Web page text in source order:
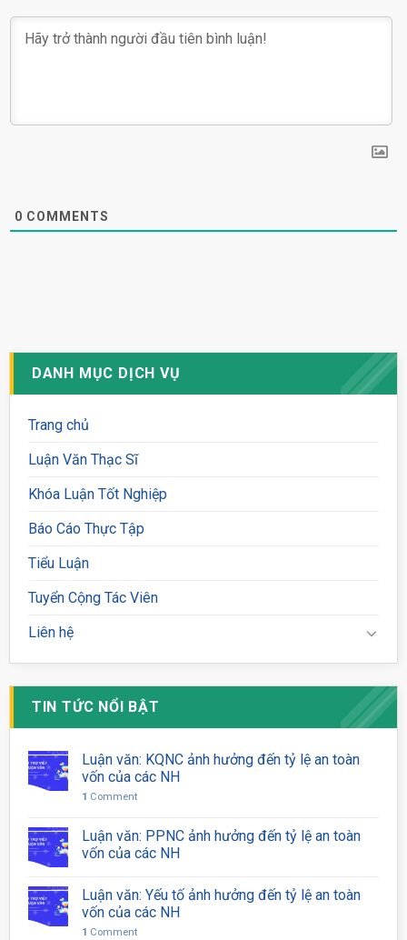
0 COMMENTS
DANH MỤC DỊCH VỤ
Trang chủ
Luận Văn Thạc Sĩ
Khóa Luận Tốt Nghiệp
Báo Cáo Thực Tập
Tiểu Luận
Tuyển Cộng Tác Viên
Liên hệ
TIN TỨC NỔI BẬT
Luận văn: KQNC ảnh hưởng đến tỷ lệ an toàn
vốn của các NH
1 Comment
Luận văn: PPNC ảnh hưởng đến tỷ lệ an toàn
vốn của các NH
Luận văn: Yếu tố ảnh hưởng đến tỷ lệ an toàn
vốn của các NH
1 Comment